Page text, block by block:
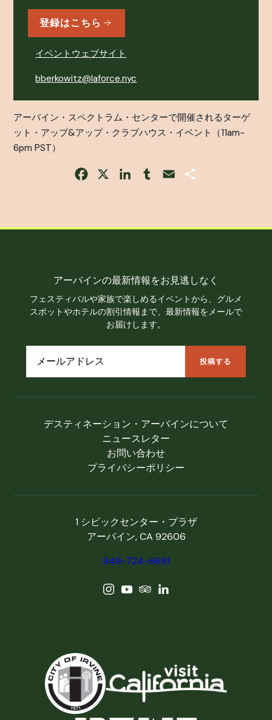
登録はこちら
イベントウェブサイト
bberkowitz@laforce.nyc
アーバイン・スペクトラム・センターで開催されるターゲ
ット・アップ&アップ・クラブハウス・イベント（11am-
6pm PST）
Facebook LinkedInTumblrEmail
デスティネーション・アーバインについて
ニュースレター
お問い合わせ
プライバシーポリシー
1 シビックセンター・プラザ
アーバイン, CA 92606
949-724-6691
アーバインの最新情報をお見逃しなく
フェスティバルや家族で楽しめるイベントから、グルメ
スポットやホテルの割引情報まで、最新情報をメールで
お届けします。